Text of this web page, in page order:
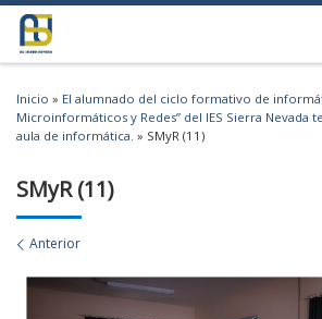
Saltar al contenido
Inicio » El alumnado del ciclo formativo de
Microinformáticos y Redes” del IES Sierra Nevada
aula de informática. » SMyR (11)
SMyR (11)
Navegación de imágenes
Anterior